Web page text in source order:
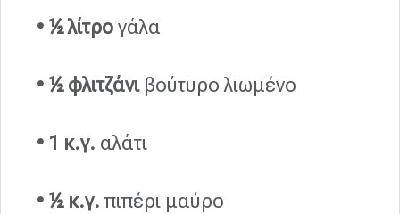
• ½ λίτρο γάλα
• ½ φλιτζάνιβούτυρο λιωμένο
• 1 κ.γ. αλάτι
• ½ κ.γ. πιπέρι μαύρο